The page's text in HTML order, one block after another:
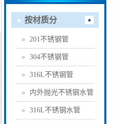
按材质分
201不锈钢管
304不锈钢管
316L不锈钢管
内外抛光不锈钢水管
316L不锈钢水管